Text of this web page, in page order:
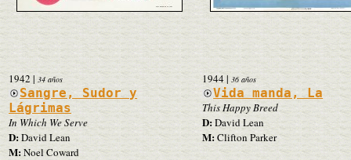
1942 | 34 años
Sangre, Sudor y
Lágrimas
In Which We Serve
D:David Lean
M:Noel Coward
1944| 36 años
Vida manda, La
This Happy Breed
D:David Lean
M:Clifton Parker